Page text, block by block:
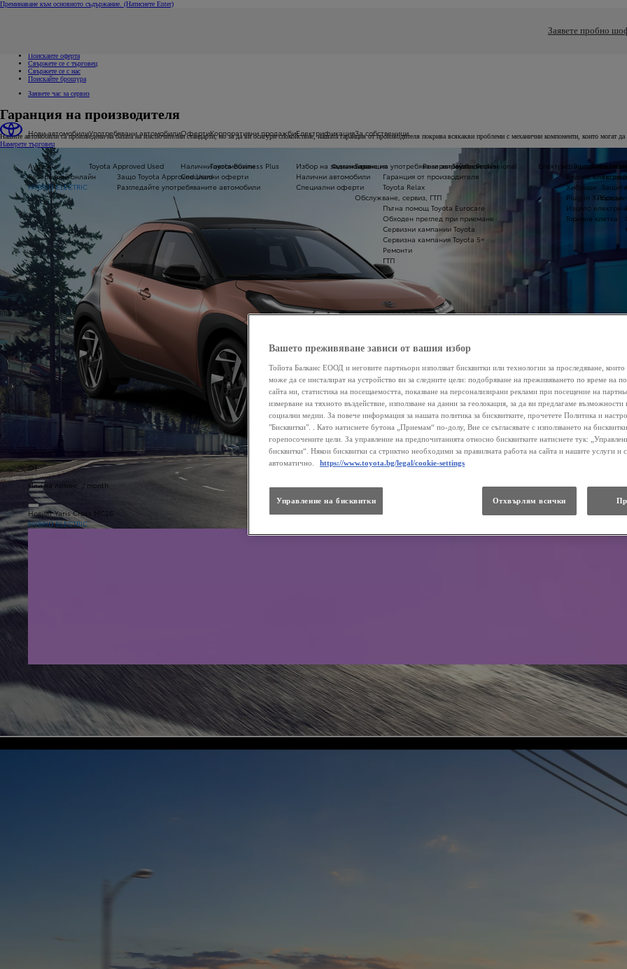
Преминаване към основното съдържание. (Натиснете Enter)
Заявете пробно
Поискайте оферта
Свържете се с търговец
Свържете се с нас
Поискайте брошура
Заявете час за сервиз
Нови автомобили
Aygo X
Резервирай онлайн
HYBRID ELECTRIC
От
Или на лизинг / month
Новият Yaris Cross MC26
HYBRID ELECTRIC
Употребявани автомобили
Toyota Approved Used
Защо Toyota Approved Used
Разгледайте употребяваните автомобили
Финансиране на употребявани автомобили
Застраховане
Оферти
Налични автомобили
Специални оферти
Резервирайте онлайн
Корпоративни продажби
Toyota Business Plus Toyota Professional
Електрификация
Избор на задвижване
Налични автомобили
Специални оферти
Електрифицирани
Видове
Хибриди
Plug-in Хибриди
Изцяло
Горивна клетка
За собственици
Гаранция
Гаранция от производителя
Toyota Relax
Обслужване, сервиз, ГТП
Пътна помощ Toyota Eurocare
Обходен преглед при приемане
Сервизни кампании Toyota
Сервизна кампания Toyota 5+
Ремонти
ГТП
Части и
Гаранция на производителя
Нашите автомобили са произведени на базата на изключителни стандарти, но за да ви осигури спокойствие, нашата гаранция от производителя покрива всякакви проблеми с механични компоненти, които могат
Намерете търговец
Вашето преживяване зависи от вашия избор
Тойота Балканс ЕООД и неговите партньори използват бисквитки или технологии за проследяване, които
може да се инсталират на устройство ви за следните цели: подобряване на преживяването по време на
сайта ни, статистика на посещаемостта, показване на персонализирани реклами при посещение на
измерване на тяхното въздействие, използване на данни за геолокация, за да ви предлагаме възможности
социални медии. За повече информация за нашата политика за бисквитките, прочетете Политика и
"Бисквитки". . Като натиснете бутона „Приемам“ по-долу, Вие се съгласявате с използването на
горепосочените цели. За управление на предпочитанията относно бисквитките натиснете тук:
бисквитки“. Някои бисквитки са стриктно необходими за правилната работа на сайта и нашите услуги и
автоматично.
https://www.toyota.bg/legal/cookie-settings
Управление на бисквитки Отхвърлям всички